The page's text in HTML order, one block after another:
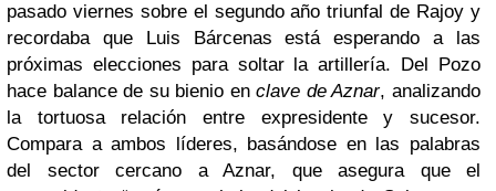
pasado viernes sobre el segundo año triunfal de Rajoy y
recordaba que Luis Bárcenas está esperando a las
próximas elecciones para soltar la artillería. Del Pozo
hace balance de su bienio enclave de Aznar, analizando
la tortuosa relación entre expresidente y sucesor.
Compara a ambos líderes, basándose en las palabras
del sector cercano a Aznar, que asegura que el